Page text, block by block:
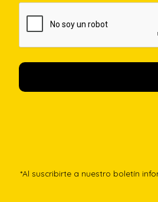
*Al suscribirte a nuestro boletín